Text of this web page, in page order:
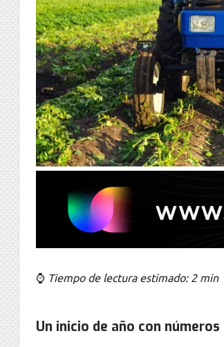
⌚ Tiempo de lectura estimado: 2 min
Un inicio de año con